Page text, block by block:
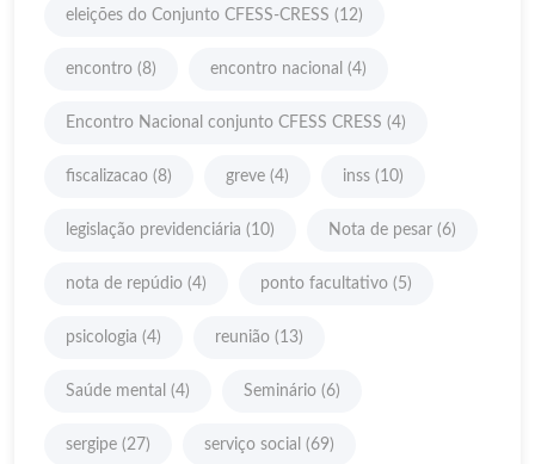
eleições do Conjunto CFESS-CRESS (12)
encontro (8) encontro nacional (4)
Encontro Nacional conjunto CFESS CRESS (4)
fiscalizacao (8) greve (4) inss (10)
legislação previdenciária (10) Nota de pesar (6)
nota de repúdio (4) ponto facultativo (5)
psicologia (4) reunião (13)
Saúde mental (4) Seminário (6)
sergipe (27) serviço social (69)